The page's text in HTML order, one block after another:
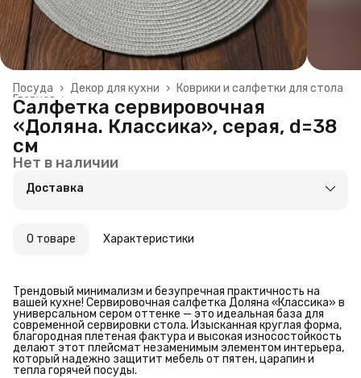
Коврики и салфетки для стола
Декор для кухни ›
Посуда ›
Главная ›
Салфетка сервировочная
«Доляна. Классика», серая, d=38
см
Нет в наличии
Доставка
О товаре Характеристики
Трендовый минимализм и безупречная практичность на
вашей кухне! Сервировочная салфетка Доляна «Классика» в
универсальном сером оттенке — это идеальная база для
современной сервировки стола. Изысканная круглая форма,
благородная плетеная фактура и высокая износостойкость
делают этот плейсмат незаменимым элементом интерьера,
который надежно защитит мебель от пятен, царапин и
тепла горячей посуды.